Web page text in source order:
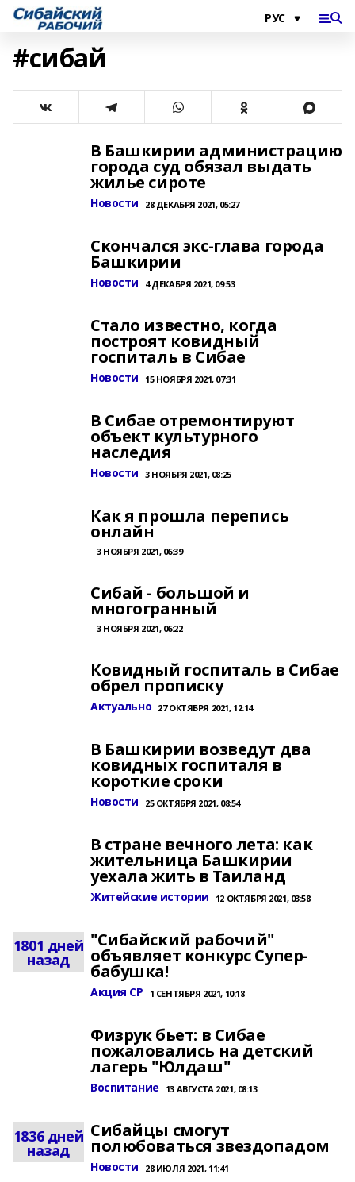
#сибай
В Башкирии администрацию
города суд обязал выдать
жилье сироте
Новости 28 ДЕКАБРЯ 2021, 05:27
Скончался экс-глава города
Башкирии
Новости 4 ДЕКАБРЯ 2021, 09:53
Стало известно, когда
построят ковидный
госпиталь в Сибае
Новости 15 НОЯБРЯ 2021, 07:31
В Сибае отремонтируют
объект культурного
наследия
Новости 3 НОЯБРЯ 2021, 08:25
Как я прошла перепись
онлайн
3 НОЯБРЯ 2021, 06:39
Сибай - большой и
многогранный
3 НОЯБРЯ 2021, 06:22
Ковидный госпиталь в Сибае
обрел прописку
Актуально 27 ОКТЯБРЯ 2021, 12:14
В Башкирии возведут два
ковидных госпиталя в
короткие сроки
Новости 25 ОКТЯБРЯ 2021, 08:54
В стране вечного лета: как
жительница Башкирии
уехала жить в Таиланд
Житейские истории 12 ОКТЯБРЯ 2021, 03:58
1801 дней
назад
"Сибайский рабочий"
объявляет конкурс Супер-
бабушка!
Акция СР 1 СЕНТЯБРЯ 2021, 10:18
Физрук бьет: в Сибае
пожаловались на детский
лагерь "Юлдаш"
Воспитание 13 АВГУСТА 2021, 08:13
1836 дней
назад
Сибайцы смогут
полюбоваться звездопадом
Новости 28 ИЮЛЯ 2021, 11:41